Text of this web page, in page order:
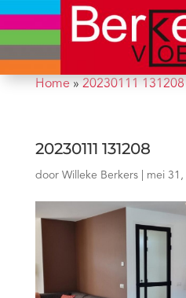
Home» 20230111 131208
20230111 131208
door Willeke Berkers| mei 31,